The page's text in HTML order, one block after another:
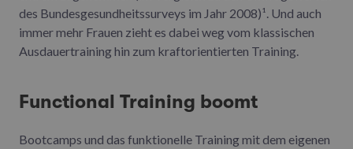
des Bundesgesundheitssurveys im Jahr 2008)¹. Und auch
immer mehr Frauen zieht es dabei weg vom klassischen
Ausdauertraining hin zum kraftorientierten Training.
Functional Training boomt
Bootcamps und das funktionelle Training mit dem eigenen